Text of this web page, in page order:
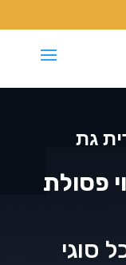
גת
פסולת
סוגי